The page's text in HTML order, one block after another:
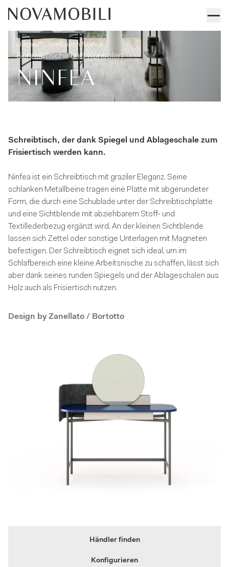
Schreibtisch Ninfea
Home/Schreibtisch Ninfea
Schreibtische und Konsolen
NINFEA
Schreibtisch, der dank Spiegel und Ablageschale zum
Frisiertisch werden kann.
Ninfea ist ein Schreibtisch mit graziler Eleganz. Seine
schlanken Metallbeine tragen eine Platte mit abgerundeter
Form, die durch eine Schublade unter der Schreibtischplatte
und eine Sichtblende mit abziehbarem Stoff- und
Textillederbezug ergänzt wird. An der kleinen Sichtblende
lassen sich Zettel oder sonstige Unterlagen mit Magneten
befestigen. Der Schreibtisch eignet sich ideal, um im
Schlafbereich eine kleine Arbeitsnische zu schaffen, lässt sich
aber dank seines runden Spiegels und der Ablageschalen aus
Holz auch als Frisiertisch nutzen.
Design by Zanellato / Bortotto
Händler finden
Konfigurieren